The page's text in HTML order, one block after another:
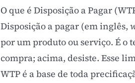
O que é Disposição a Pagar
Disposição a pagar (em inglês,
por um produto ou serviço. É o
compra; acima, desiste. Esse
WTP é a base de toda